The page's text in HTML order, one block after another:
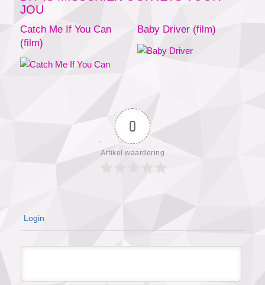
JOU
Catch Me If You Can
(film)
Baby Driver (film)
0
Artikel waardering
Login